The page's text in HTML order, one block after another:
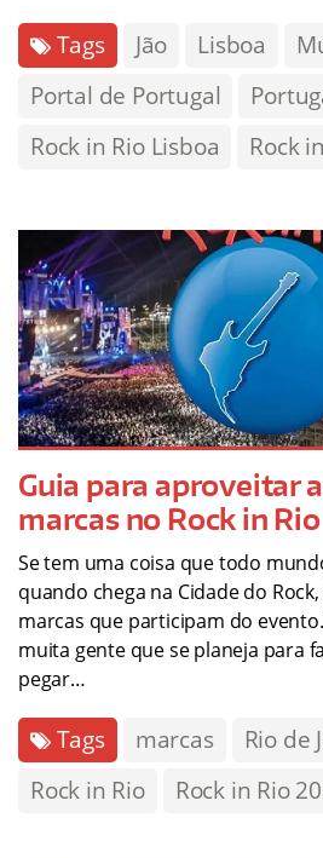
Tags Jão Lisboa
Portal de Portugal
Rock in Rio Lisboa
Rock
Guia para aproveitar
marcas no Rock in Rio
Se tem uma coisa que todo
quando chega na Cidade do
marcas que participam do
muita gente que se planeja para
pegar…
Tags marcas
Rio de
Rock in Rio
Rock in Rio